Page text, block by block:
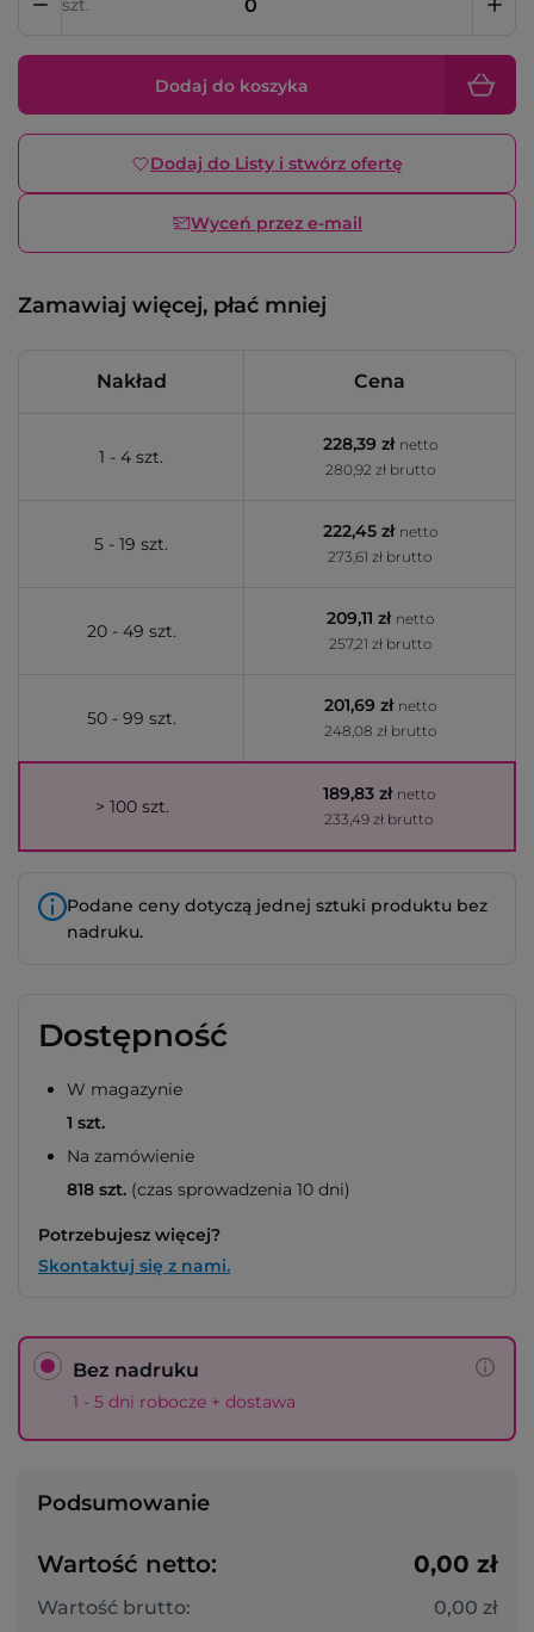
szt.
Dodaj do koszyka
Dodaj do Listy i stwórz ofertę
Wyceń przez e-mail
Zamawiaj więcej, płać mniej
Nakład Cena
1 - 4 szt.
228,39 zł netto
280,92 zł brutto
5 - 19 szt.
222,45 zł netto
273,61 zł brutto
20 - 49 szt.
209,11 zł netto
257,21 zł brutto
50 - 99 szt.
201,69 zł netto
248,08 zł brutto
> 100 szt.
189,83 zł netto
233,49 zł brutto
Podane ceny dotyczą jednej sztuki produktu bez
nadruku.
Dostępność
W magazynie
1 szt.
Na zamówienie
818 szt. (czas sprowadzenia 10 dni)
Potrzebujesz więcej?
Skontaktuj się z nami.
Bez nadruku
1 - 5 dni robocze + dostawa
Podsumowanie
Wartość netto: 0,00 zł
Wartość brutto: 0,00 zł